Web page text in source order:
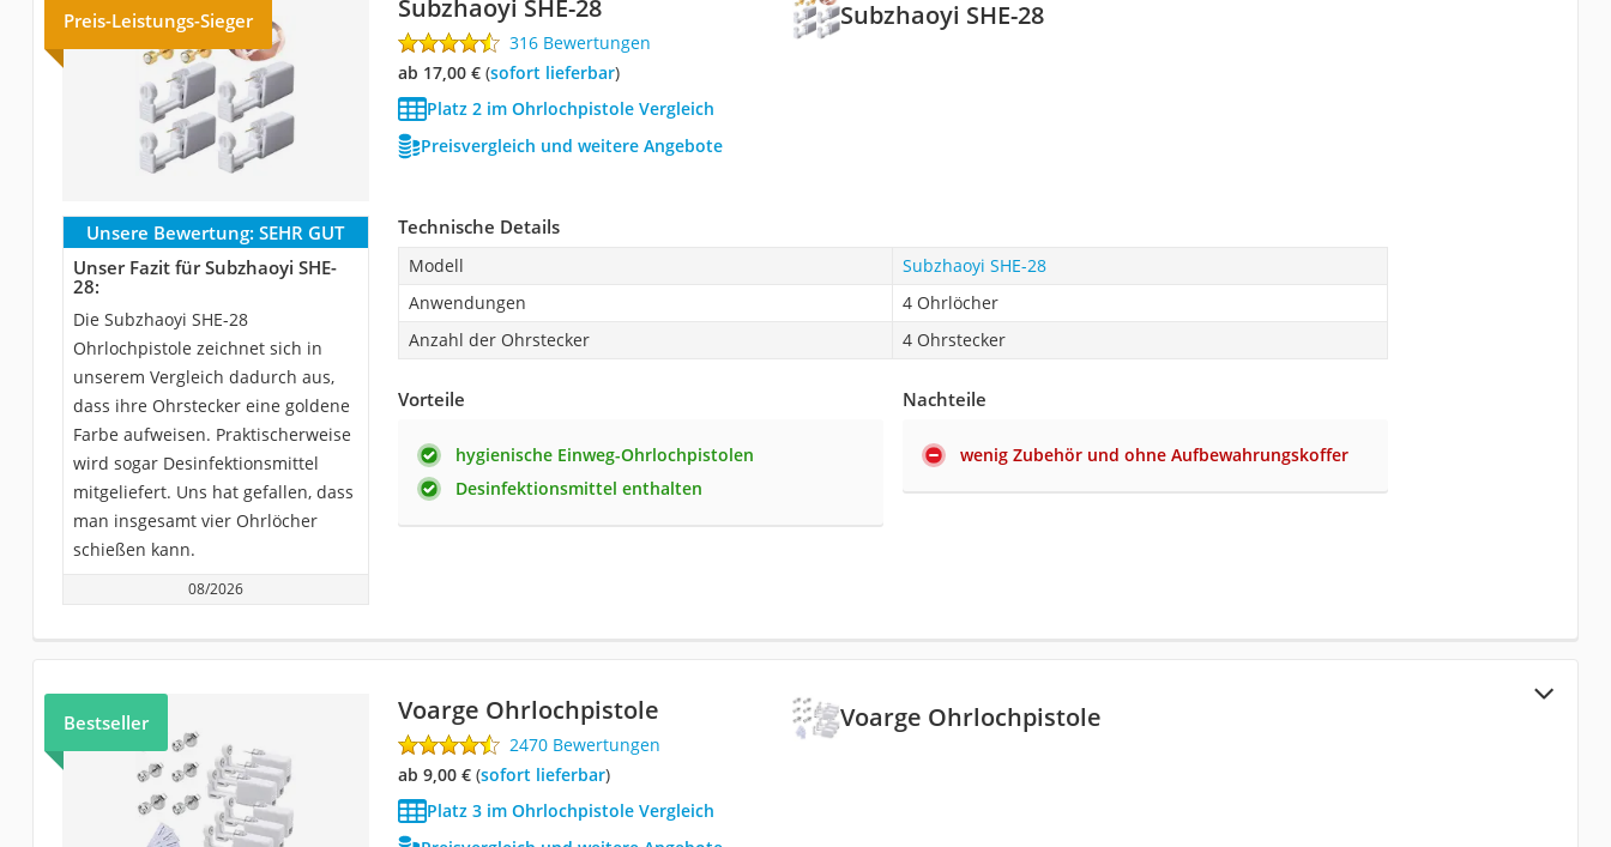
Subzhaoyi SHE-28
Preis-Leistungs-Sieger Subzhaoyi SHE-28
316 Bewertungen
ab 17,00 €( Sofort lieferbar)
Platz 2 im Ohrlochpistole Vergleich
Preisvergleich und weitere Angebote
Unsere Bewertung: SEHR GUT
Unser Fazit für Subzhaoyi SHE-
28:
Die Subzhaoyi SHE-28
Ohrlochpistole zeichnet sich in
unserem Vergleich dadurch aus,
dass ihre Ohrstecker eine goldene
Farbe aufweisen. Praktischerweise
wird sogar Desinfektionsmittel
mitgeliefert. Uns hat gefallen, dass
man insgesamt vier Ohrlöcher
schießen kann.
08/2026
Technische Details
Modell
Subzhaoyi SHE-28
Anwendungen
4 Ohrlöcher
Anzahl der Ohrstecker
4 Ohrstecker
Vorteile
hygienische Einweg-Ohrlochpistolen
Desinfektionsmittel enthalten
Nachteile
wenig Zubehör und ohne Aufbewahrungskoffer
Voarge Ohrlochpistole
Bestseller Voarge Ohrlochpistole
2470 Bewertungen
ab 9,00 €( Sofort lieferbar)
Platz 3 im Ohrlochpistole Vergleich